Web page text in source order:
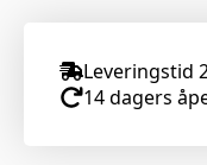
Leveringstid
14 dagers